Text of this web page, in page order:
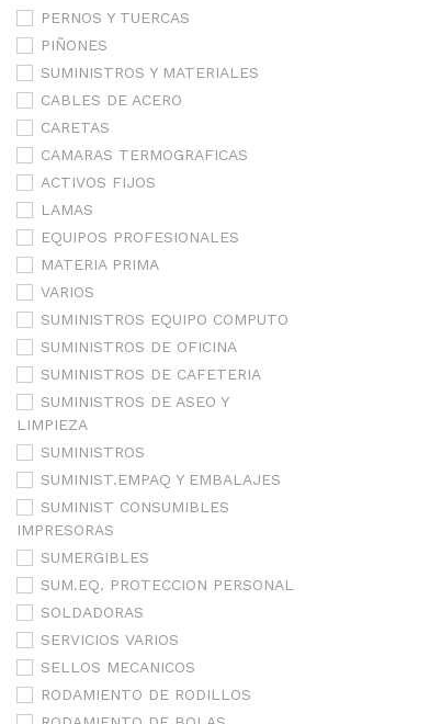
PERNOS Y TUERCAS
PIÑONES
SUMINISTROS Y MATERIALES
CABLES DE ACERO
CARETAS
CAMARAS TERMOGRAFICAS
ACTIVOS FIJOS
LAMAS
EQUIPOS PROFESIONALES
MATERIA PRIMA
VARIOS
SUMINISTROS EQUIPO COMPUTO
SUMINISTROS DE OFICINA
SUMINISTROS DE CAFETERIA
SUMINISTROS DE ASEO Y
LIMPIEZA
SUMINISTROS
SUMINIST.EMPAQ Y EMBALAJES
SUMINIST CONSUMIBLES
IMPRESORAS
SUMERGIBLES
SUM.EQ. PROTECCION PERSONAL
SOLDADORAS
SERVICIOS VARIOS
SELLOS MECANICOS
RODAMIENTO DE RODILLOS